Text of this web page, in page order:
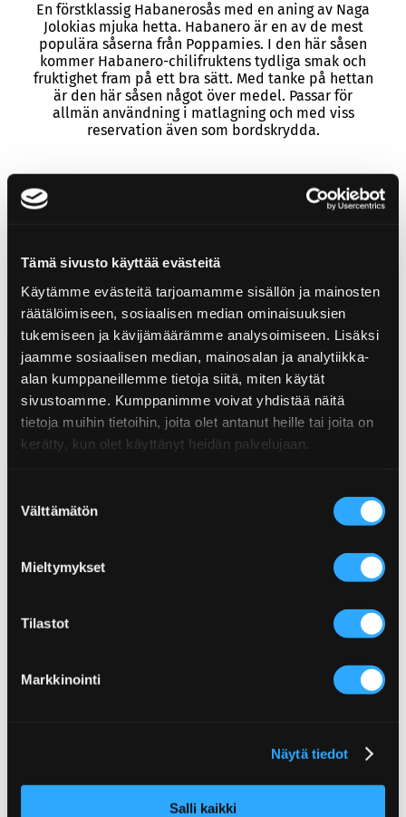
Tämä sivusto käyttää evästeitä
Käytämme evästeitä tarjoamamme sisällön ja mainosten
räätälöimiseen, sosiaalisen median ominaisuuksien
tukemiseen ja kävijämäärämme analysoimiseen. Lisäksi
jaamme sosiaalisen median, mainosalan ja analytiikka-
alan kumppaneillemme tietoja siitä, miten käytät
sivustoamme. Kumppanimme voivat yhdistää näitä
tietoja muihin tietoihin, joita olet antanut heille tai joita on
kerätty, kun olet käyttänyt heidän palvelujaan.
valinta
Välttämätön
Mieltymykset
Tilastot
Markkinointi
Näytä tiedot
Salli kaikki
En förstklassig Habanerosås med en aning av Naga
Jolokias mjuka hetta. Habanero är en av de mest
populära såserna från Poppamies. I den här såsen
kommer Habanero-chilifruktens tydliga smak och
fruktighet fram på ett bra sätt. Med tanke på hettan
är den här såsen något över medel. Passar för
allmän användning i matlagning och med viss
reservation även som bordskrydda.
Vatten, habanero (35%), naga jolokia, salt, sockerrörs
vinäger, lök, surhetsreglerande medel (ättiksyra),
förtjockningsmedel (xantangummi), vitlök.
Näringsinnehåll
Näringsinnehåll
per 100ml
Energi
65kJ/15kcal
Varav mättade fett
Protein
Produktinformation
Dessa recept är gjorda med den här produkten.